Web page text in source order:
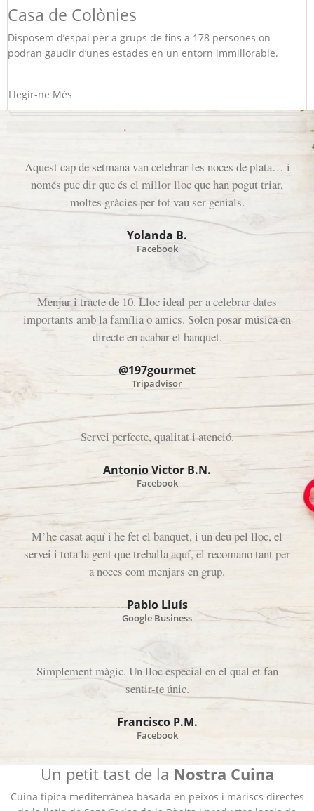
Casa de Colònies
Disposem d’espai per a grups de fins a 178 persones on
podran gaudir d’unes estades en un entorn immillorable.
Llegir-ne Més
Aquest cap de setmana van celebrar les noces de plata… i
només puc dir que és el millor lloc que han pogut triar,
moltes gràcies per tot vau ser genials.
Yolanda B.
Facebook
Menjar i tracte de 10. Lloc ideal per a celebrar dates
importants amb la família o amics. Solen posar música en
directe en acabar el banquet.
@197gourmet
Tripadvisor
Servei perfecte, qualitat i atenció.
Antonio Victor B.N.
Facebook
M’he casat aquí i he fet el banquet, i un deu pel lloc, el
servei i tota la gent que treballa aquí, el recomano tant per
a noces com menjars en grup.
Pablo Lluís
Google Business
Simplement màgic. Un lloc especial en el qual et fan
sentir-te únic.
Francisco P.M.
Facebook
Un petit tast de la Nostra Cuina
Cuina típica mediterrànea basada en peixos i mariscs directes